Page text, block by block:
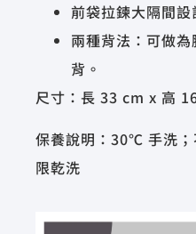
前袋拉鍊大隔間設
兩種背法：可做
背。
尺寸：長 33 cm x 高
保養說明：30℃ 手洗；
限乾洗